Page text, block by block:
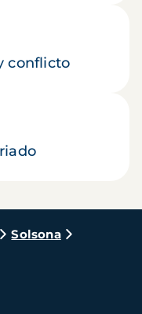
conflicto
Solsona